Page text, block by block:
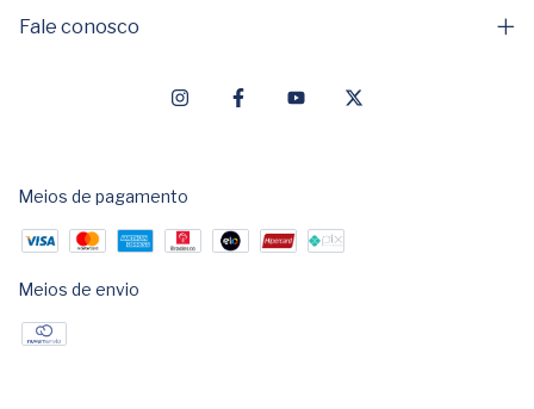
Fale conosco
Meios de pagamento
Meios de envio